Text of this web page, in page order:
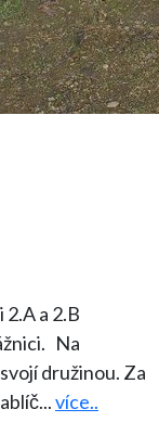
a 2.B
Na
družinou. Za
...více..